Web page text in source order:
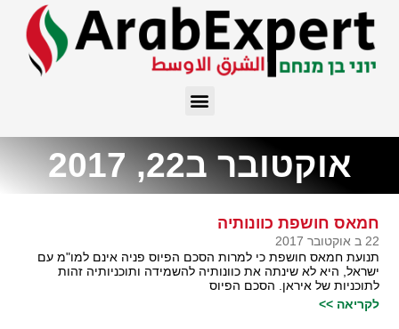
אוקטובר ב22, 2017
חמאס חושפת כוונותיה
22 ב אוקטובר 2017
תנועת חמאס חושפת כי למרות הסכם הפיוס פניה אינם למו"מ עם
ישראל, היא לא שינתה את כוונותיה להשמידה ותוכניותיה זהות
לתוכניות של איראן. הסכם הפיוס
לקריאה >>